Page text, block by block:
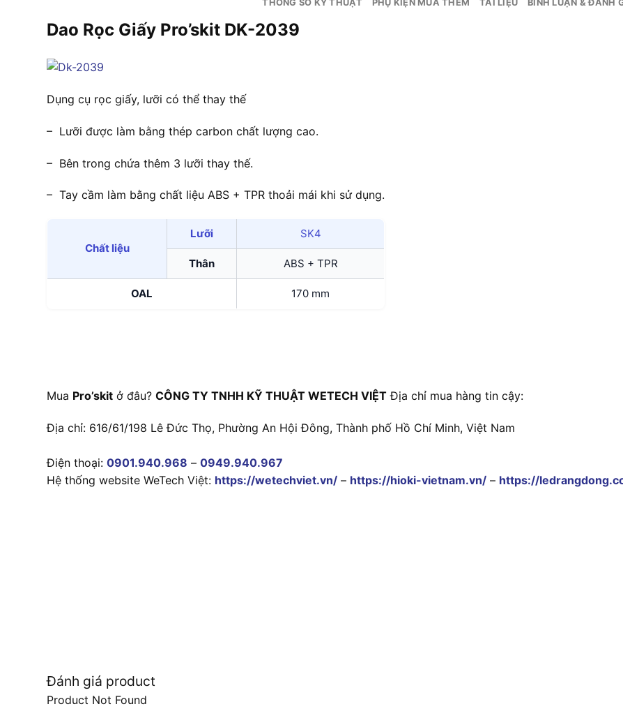
THÔNG SỐ KỸ THUẬT PHỤ KIỆN MUA THÊM TÀI LIỆU BÌNH LUẬN & ĐÁNH
Dao Rọc Giấy Pro’skit DK-2039
Dụng cụ rọc giấy, lưỡi có thể thay thế
– Lưỡi được làm bằng thép carbon chất lượng cao.
– Bên trong chứa thêm 3 lưỡi thay thế.
– Tay cầm làm bằng chất liệu ABS + TPR thoải mái khi sử dụng.
Chất liệu
Lưỡi SK4
Thân ABS + TPR
OAL 170 mm
Mua Pro’skit ở đâu? CÔNG TY TNHH KỸ THUẬT WETECH VIỆT Địa chỉ mua hàng tin cậy:
Địa chỉ: 616/61/198 Lê Đức Thọ, Phường An Hội Đông, Thành phố Hồ Chí Minh, Việt Nam
Điện thoại: 0901.940.968 – 0949.940.967
Hệ thống website WeTech Việt: https://wetechviet.vn/ – https://hioki-vietnam.vn/ – https://
Đánh giá product
Product Not Found